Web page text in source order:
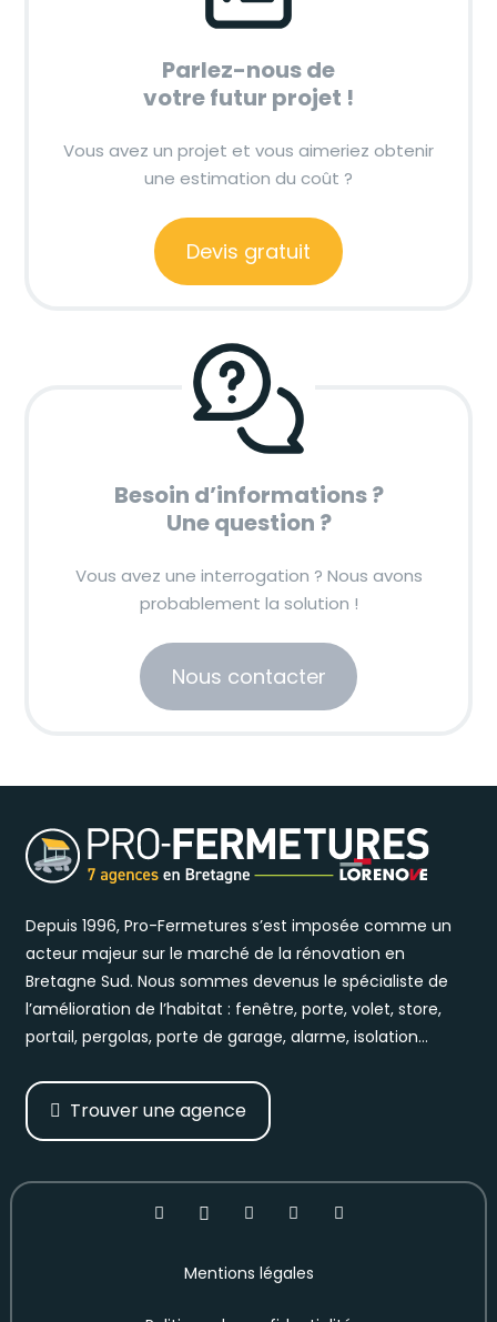
Parlez-nous de
votre futur projet !
Vous avez un projet et vous aimeriez obtenir
une estimation du coût ?
Devis gratuit
Besoin d’informations ?
Une question ?
Vous avez une interrogation ? Nous avons
probablement la solution !
Nous contacter
Depuis 1996, Pro-Fermetures s’est imposée comme un
acteur majeur sur le marché de la rénovation en
Bretagne Sud. Nous sommes devenus le spécialiste de
l’amélioration de l’habitat : fenêtre, porte, volet, store,
portail, pergolas, porte de garage, alarme, isolation…
Trouver une agence
Mentions légales